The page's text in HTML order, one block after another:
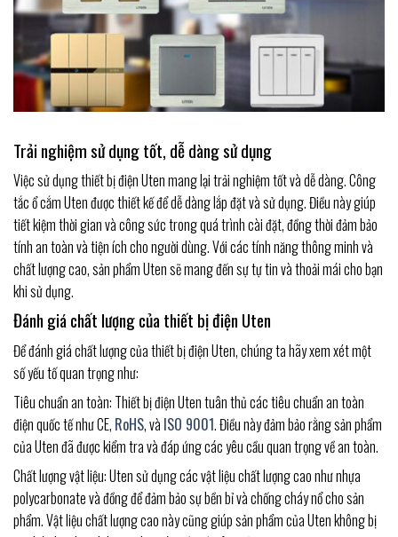
Trải nghiệm sử dụng tốt, dễ dàng sử dụng
Việc sử dụng thiết bị điện Uten mang lại trải nghiệm tốt và dễ dàng. Công
tắc ổ cắm Uten được thiết kế để dễ dàng lắp đặt và sử dụng. Điều này giúp
tiết kiệm thời gian và công sức trong quá trình cài đặt, đồng thời đảm bảo
tính an toàn và tiện ích cho người dùng. Với các tính năng thông minh và
chất lượng cao, sản phẩm Uten sẽ mang đến sự tự tin và thoải mái cho bạn
khi sử dụng.
Đánh giá chất lượng của thiết bị điện Uten
Để đánh giá chất lượng của thiết bị điện Uten, chúng ta hãy xem xét một
số yếu tố quan trọng như:
Tiêu chuẩn an toàn: Thiết bị điện Uten tuân thủ các tiêu chuẩn an toàn
điện quốc tế như CE, RoHS, và ISO 9001. Điều này đảm bảo rằng sản phẩm
của Uten đã được kiểm tra và đáp ứng các yêu cầu quan trọng về an toàn.
Chất lượng vật liệu: Uten sử dụng các vật liệu chất lượng cao như nhựa
polycarbonate và đồng để đảm bảo sự bền bỉ và chống cháy nổ cho sản
phẩm. Vật liệu chất lượng cao này cũng giúp sản phẩm của Uten không bị